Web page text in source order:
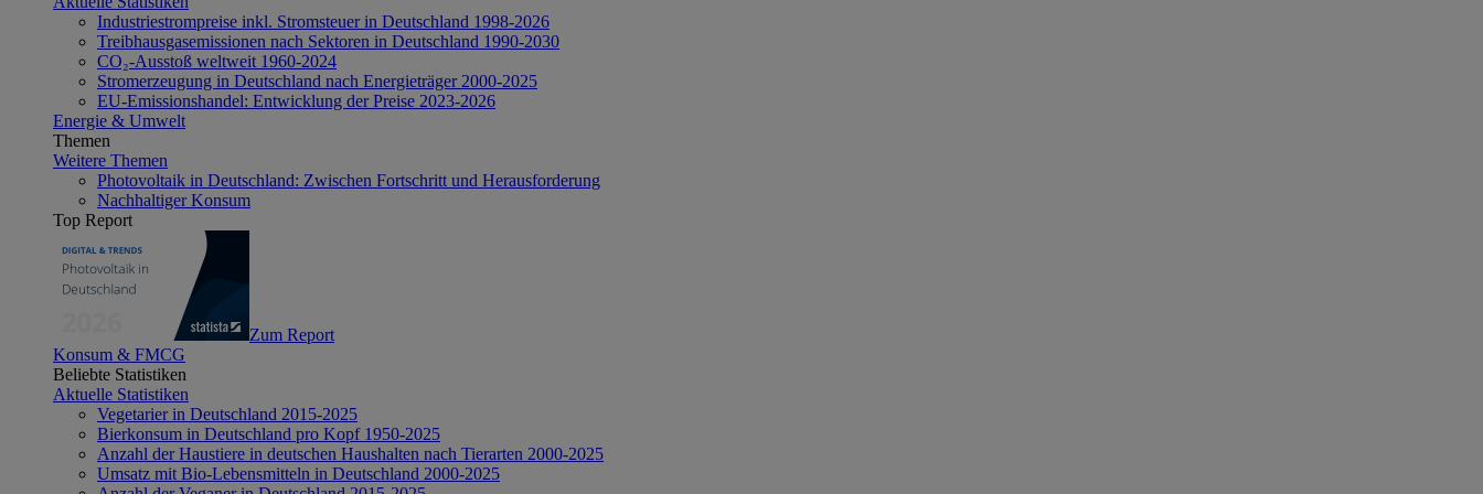
Industriestrompreise inkl. Stromsteuer in Deutschland 1998-2026
Treibhausgasemissionen nach Sektoren in Deutschland 1990-2030
CO₂-Ausstoß weltweit 1960-2024
Stromerzeugung in Deutschland nach Energieträger 2000-2025
EU-Emissionshandel: Entwicklung der Preise 2023-2026
Energie & Umwelt
Themen
Weitere Themen
Photovoltaik in Deutschland: Zwischen Fortschritt und Herausforderung
Nachhaltiger Konsum
Top Report
Zum Report
Konsum & FMCG
Beliebte Statistiken
Aktuelle Statistiken
Vegetarier in Deutschland 2015-2025
Bierkonsum in Deutschland pro Kopf 1950-2025
Anzahl der Haustiere in deutschen Haushalten nach Tierarten 2000-2025
Umsatz mit Bio-Lebensmitteln in Deutschland 2000-2025